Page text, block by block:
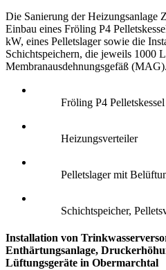
Die Sanierung der Heizungsanlage
Einbau eines Fröling P4
kW, eines Pelletslager sowie die
Schichtspeichern, die jeweils 1000
Membranausdehnungsgefäß (MAG).
Fröling P4 Pelletskessel
Heizungsverteiler
Pelletslager mit
Schichtspeicher,
Installation von
Enthärtungsanlage,
Lüftungsgeräte in Obermarchtal